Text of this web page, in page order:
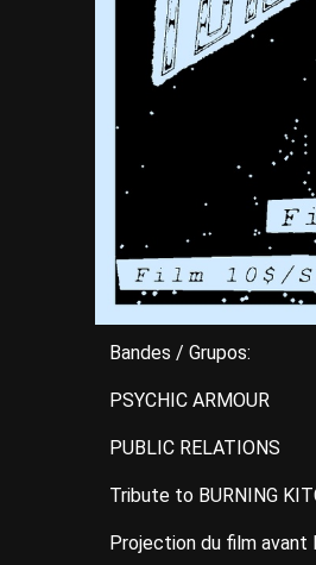
Bandes / Grupos:
PSYCHIC ARMOUR
PUBLIC RELATIONS
Tribute to BURNING
Projection du film